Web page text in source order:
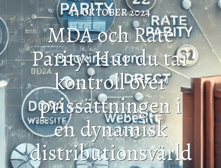
14 OKTOBER 2024
MDA och Rate
Parity: Hur du tar
kontroll över
prissättningen i
en dynamisk
distributionsvärld